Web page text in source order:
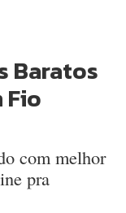
Baratos
Fio
com melhor
pra